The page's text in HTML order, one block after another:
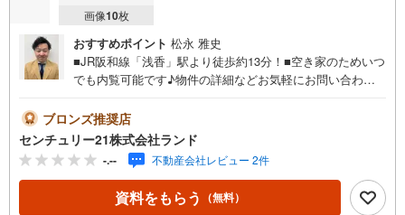
画像10枚
おすすめポイント 松永 雅史
■JR阪和線「浅香」駅より徒歩約13分！■空き家のためいつ
でも内覧可能です♪物件の詳細などお気軽にお問い合わせ
リー21ランド北花田本店は・・・ お客様のニーズに寄り
添い、大切なお住まいのご購入に最後まで伴走いたしま
す！●リフォームのご相談も承っております。●購入・売
却・ローンのご相談・・・なんでもお気軽にご相談くださ
いませ！〇大阪メトロ御堂筋線「北花田」駅より徒歩約10
分！○JR阪和線「浅香」駅より徒歩約8分！〇営業時間:10:0
ブロンズ推奨店
センチュリー21株式会社ランド
-.-- 不動産会社レビュー 2件
資料をもらう （無料）